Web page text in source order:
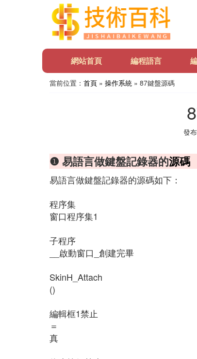
網站首頁 編程語言
當前位置： 首頁 » 操作系統 » 87鍵盤源碼
發
❶ 易語言做鍵盤記錄器的源碼
易語言做鍵盤記錄器的源碼如下：
程序集
窗口程序集1
子程序
__啟動窗口_創建完畢
SkinH_Attach
()
編輯框1禁止
＝
真